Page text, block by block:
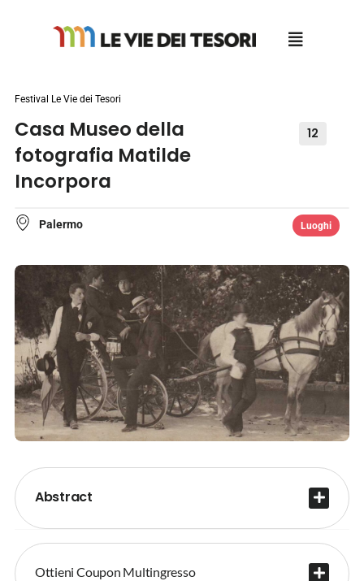
Festival Le Vie dei Tesori
Casa Museo della
fotografia Matilde
Incorpora
12
Palermo Luoghi
Abstract
Ottieni Coupon Multingresso